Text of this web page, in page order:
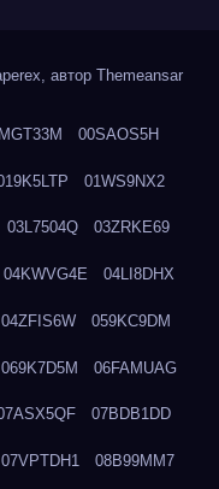
автор Themeansar
00SAOS5H
01WS9NX2
03L7504Q 03ZRKE69
04KWVG4E 04LI8DHX
04ZFIS6W 059KC9DM
069K7D5M 06FAMUAG
07BDB1DD
07VPTDH1 08B99MM7